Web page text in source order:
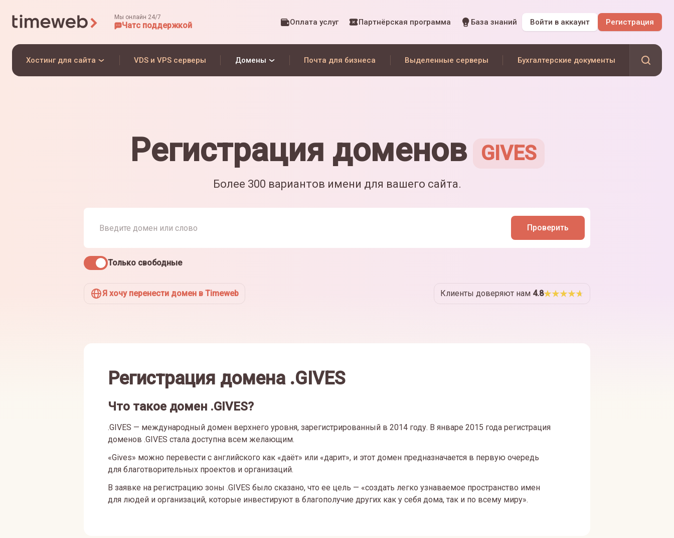
Мы онлайн 24/7
Чатс поддержкой Оплата услуг Партнёрская программа База знаний Войти в аккаунт Регистрация
Хостинг для сайта VDS и VPS серверы Домены Почта для бизнеса Выделенные серверы Бухгалтерские документы
Регистрация доменов GIVES
Более 300 вариантов имени для вашего сайта.
Проверить
Только свободные
Я хочу перенести домен в Timeweb Клиенты доверяют нам 4.8
Регистрация домена .GIVES
Что такое домен .GIVES?
.GIVES — международный домен верхнего уровня, зарегистрированный в 2014 году. В январе 2015 года регистрация
доменов .GIVES стала доступна всем желающим.
«Gives» можно перевести с английского как «даёт» или «дарит», и этот домен предназначается в первую очередь
для благотворительных проектов и организаций.
В заявке на регистрацию зоны .GIVES было сказано, что ее цель — «создать легко узнаваемое пространство имен
для людей и организаций, которые инвестируют в благополучие других как у себя дома, так и по всему миру».